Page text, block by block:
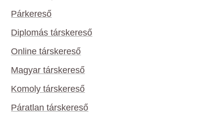
Párkereső
Diplomás társkereső
Online társkereső
Magyar társkereső
Komoly társkereső
Páratlan társkereső